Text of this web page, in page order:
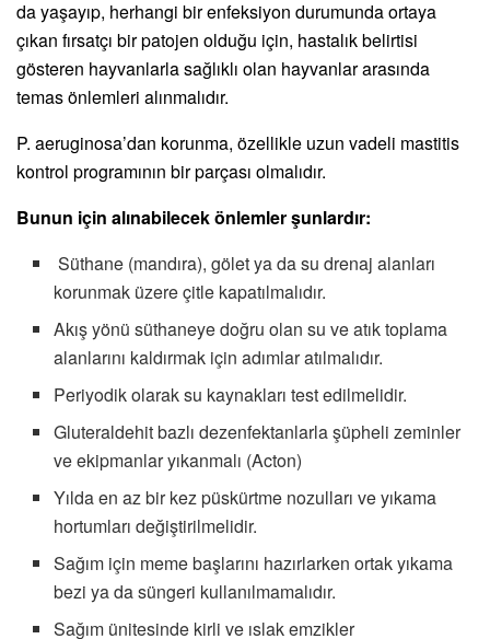
da yaşayıp, herhangi bir enfeksiyon durumunda ortaya
çıkan fırsatçı bir patojen olduğu için, hastalık belirtisi
gösteren hayvanlarla sağlıklı olan hayvanlar arasında
temas önlemleri alınmalıdır.
P. aeruginosa’dan korunma, özellikle uzun vadeli mastitis
kontrol programının bir parçası olmalıdır.
Bunun için alınabilecek önlemler şunlardır:
Süthane (mandıra), gölet ya da su drenaj alanları
korunmak üzere çitle kapatılmalıdır.
Akış yönü süthaneye doğru olan su ve atık toplama
alanlarını kaldırmak için adımlar atılmalıdır.
Periyodik olarak su kaynakları test edilmelidir.
Gluteraldehit bazlı dezenfektanlarla şüpheli zeminler
ve ekipmanlar yıkanmalı (Acton)
Yılda en az bir kez püskürtme nozulları ve yıkama
hortumları değiştirilmelidir.
Sağım için meme başlarını hazırlarken ortak yıkama
bezi ya da süngeri kullanılmamalıdır.
Sağım ünitesinde kirli ve ıslak emzikler